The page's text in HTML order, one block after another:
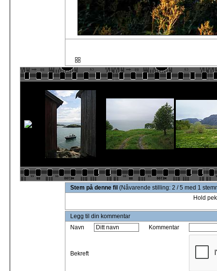
Stem på denne fil (Nåvarende stilling: 2 / 5 med 1
Hold
Legg til din kommentar
Navn
Kommentar
Bekreft